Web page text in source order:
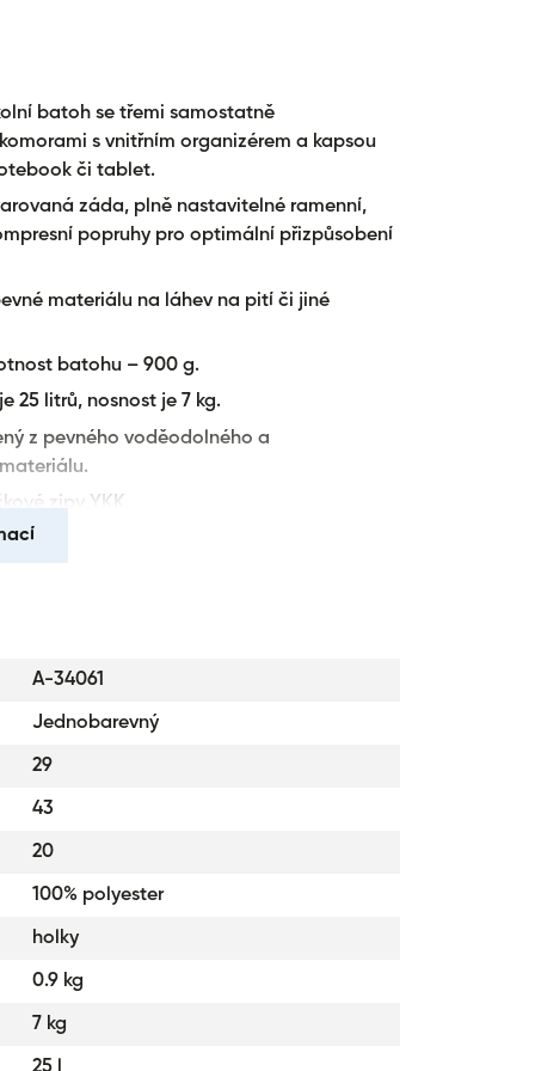
batoh se třemi samostatně
s vnitřním organizérem a kapsou
či tablet.
záda, plně nastavitelné ramenní,
popruhy pro optimální přizpůsobení
materiálu na láhev na pití či jiné
batohu – 900 g.
25 litrů, nosnost je 7 kg.
z pevného voděodolného a
zipy YKK.
bezpečnost dítěte.
A-34061
Jednobarevný
29
43
20
100% polyester
holky
0.9 kg
7 kg
25 l